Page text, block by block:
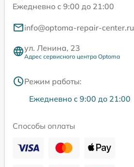
Ежедневно с 9:00 до 21:00
info@optoma-repair-center.ru
ул. Ленина, 23
Адрес сервисного центра Optoma
Режим работы:
Ежедневно с 9:00 до 21:00
Способы оплаты